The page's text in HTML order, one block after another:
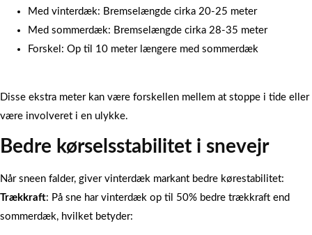
Med vinterdæk: Bremselængde cirka 20-25 meter
Med sommerdæk: Bremselængde cirka 28-35 meter
Forskel: Op til 10 meter længere med sommerdæk
Disse ekstra meter kan være forskellen mellem at stoppe i tide eller
være involveret i en ulykke.
Bedre kørselsstabilitet i snevejr
Når sneen falder, giver vinterdæk markant bedre kørestabilitet:
Trækkraft: På sne har vinterdæk op til 50% bedre trækkraft end
sommerdæk, hvilket betyder: